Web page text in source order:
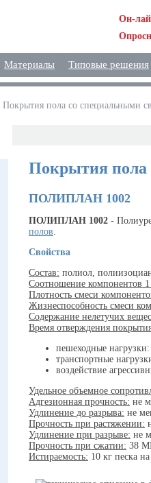
Он-
Материалы Типовые решения
Покрытия пола со специальными
Покрытия пола
ПОЛИПЛАН 1002
ПОЛИПЛАН 1002 -
полов.
Свойства
Состав: полиол,
Соотношение компонентов
Плотность смеси
Жизнеспособность смеси
Содержание нелетучих
Время отверждения
пешеходные нагрузки:
транспортные
воздействие
Удельное объемное
Адгезионная прочность: не
Удлинение до разрыва: не
Прочность при растяжении:
Удлинение при разрыве: не
Прочность при сжатии: 38
Истираемость: 10 кг песка